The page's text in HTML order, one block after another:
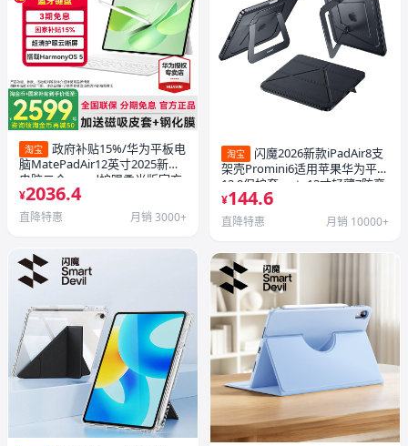
淘宝
政府补贴15%/华为平板电
脑MatePadAir12英寸2025新款
电脑二合一pad护眼柔光版官方
旗舰店ipad学生air12正品11
¥2036.4
直降特惠 月销 3000+
淘宝
闪魔2026新款iPadAir8支
架壳Promini6适用苹果华为平板
12.9保护套mate13寸轻薄7防弯
4带笔槽10全包支点亚克力
¥144.6
直降特惠 月销 10000+